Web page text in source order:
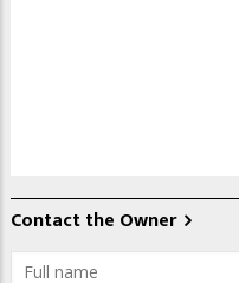
Contact the Owner